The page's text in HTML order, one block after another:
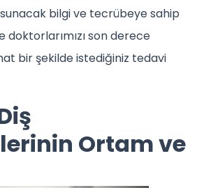
bilgi ve tecrübeye sahip
doktorlarımızı son derece
bir şekilde istediğiniz tedavi
Ortam ve